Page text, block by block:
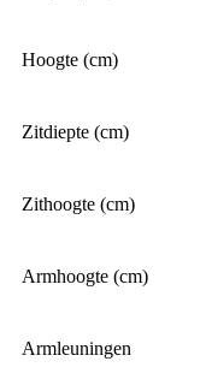
Hoogte (cm)
Zitdiepte (cm)
Zithoogte (cm)
Armhoogte (cm)
Armleuningen